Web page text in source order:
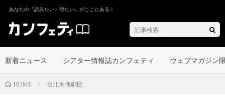
あなたの『読みたい・観たい』がここにある！
新着ニュース シアター情報誌カンフェティ ウェブマガジン
HOME 台北木偶劇団